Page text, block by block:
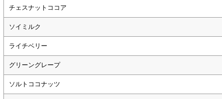
チェスナットココア
ソイミルク
ライチベリー
グリーングレープ
ソルトココナッツ